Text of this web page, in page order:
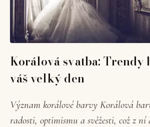
Korálová svatba: Trendy
váš velký den
Význam korálové barvy Korálová
radosti, optimismu a svěžesti, což z